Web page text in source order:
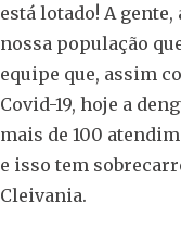
está lotado! A
nossa população
equipe que, assim
Covid-19, hoje a
mais de 100
e isso tem
Cleivania.